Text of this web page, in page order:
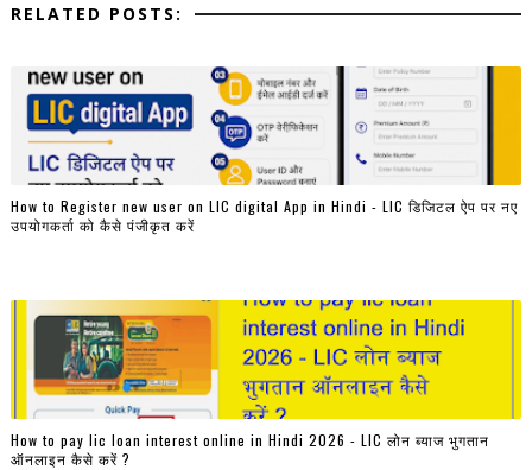
RELATED POSTS:
How to Register new user on LIC digital App in Hindi - LIC डिजिटल ऐप पर नए
उपयोगकर्ता को कैसे पंजीकृत करें
How to pay lic loan interest online in Hindi 2026 - LIC लोन ब्याज भुगतान
ऑनलाइन कैसे करें ?